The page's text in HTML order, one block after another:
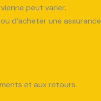
peut varier.
d’acheter une assurance
et aux retours.